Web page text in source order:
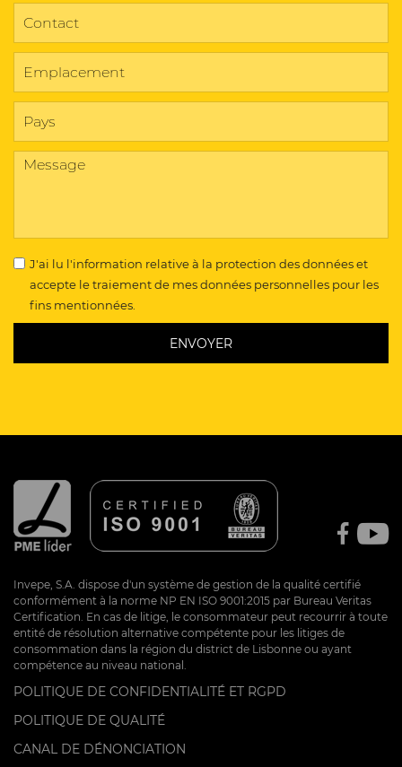
J'ai lu l'information relative à la protection des données et
accepte le traiement de mes données personnelles pour les
fins mentionnées.
Invepe, S.A. dispose d'un système de gestion de la qualité certifié
conformément à la norme NP EN ISO 9001:2015 par Bureau Veritas
Certification. En cas de litige, le consommateur peut recourrir à toute
entité de résolution alternative compétente pour les litiges de
consommation dans la région du district de Lisbonne ou ayant
compétence au niveau national.
POLITIQUE DE CONFIDENTIALITÉ ET RGPD
POLITIQUE DE QUALITÉ
CANAL DE DÉNONCIATION